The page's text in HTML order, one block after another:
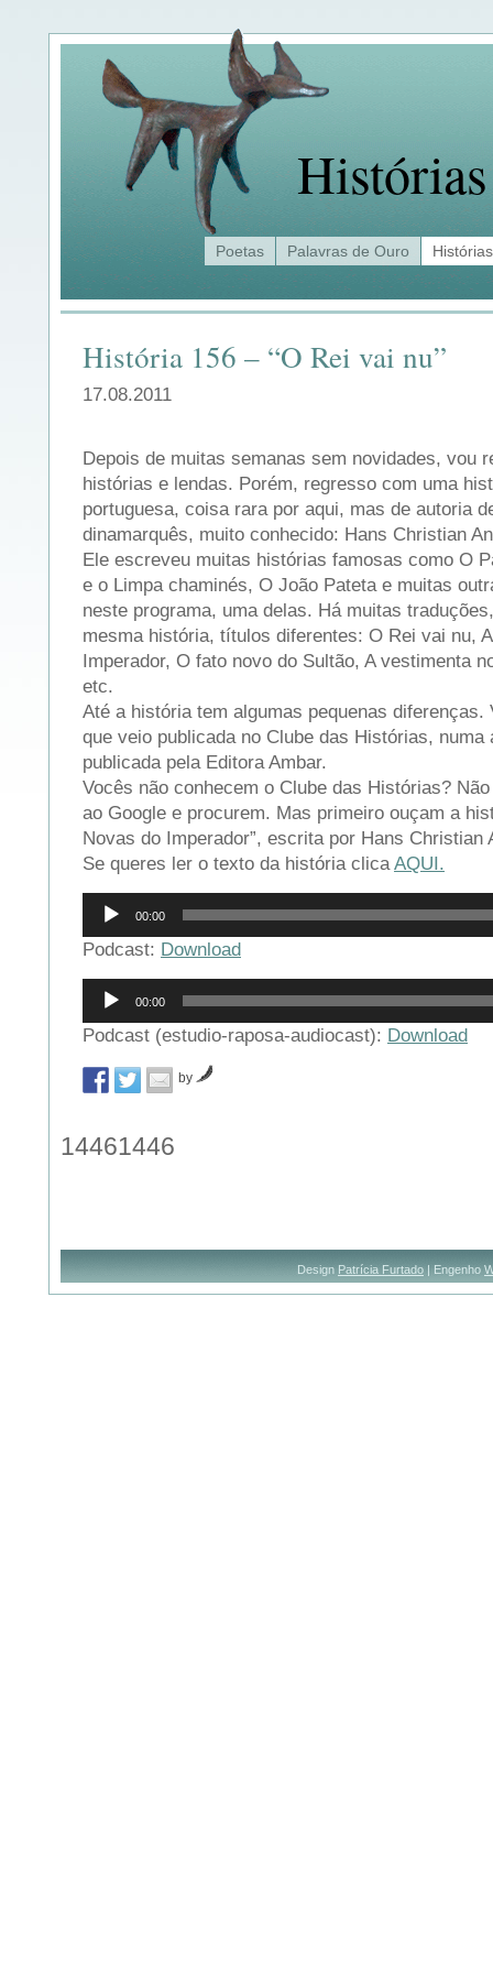
Histórias
Poetas Palavras de Ouro Histórias
História 156 – “O Rei vai nu”
17.08.2011
Depois de muitas semanas sem novidades, vou
histórias e lendas. Porém, regresso com uma
portuguesa, coisa rara por aqui, mas de autoria
dinamarquês, muito conhecido: Hans Christian
Ele escreveu muitas histórias famosas como O
e o Limpa chaminés, O João Pateta e muitas
neste programa, uma delas. Há muitas
mesma história, títulos diferentes: O Rei vai nu,
Imperador, O fato novo do Sultão, A vestimenta
etc.
Até a história tem algumas pequenas diferenças.
que veio publicada no Clube das Histórias, numa
publicada pela Editora Ambar.
Vocês não conhecem o Clube das Histórias?
ao Google e procurem. Mas primeiro ouçam a
Novas do Imperador”, escrita por Hans Christian
Se queres ler o texto da história clicaAQUI.
Reprodutor
áudio
00:00
Podcast: Download
Reprodutor
áudio
00:00
Podcast (estudio-raposa-audiocast): Download
by
14461446
Design Patrícia Furtado | Engenho